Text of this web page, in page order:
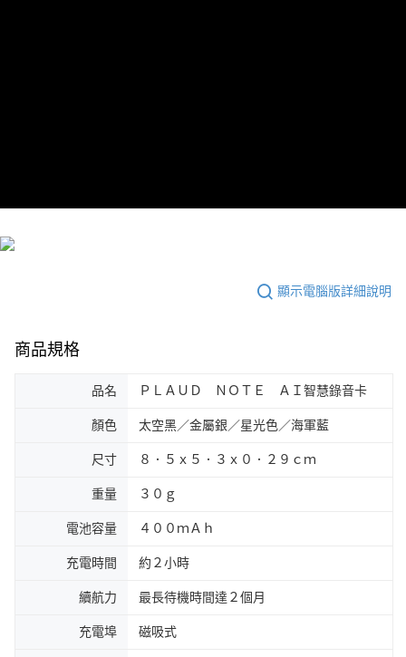
顯示電腦版詳細說明
商品規格
品名 ＰＬＡＵＤ ＮＯＴＥ ＡＩ智慧錄音卡
顏色 太空黑／金屬銀／星光色／海軍藍
尺寸 ８．５ｘ５．３ｘ０．２９ｃｍ
重量 ３０ｇ
電池容量 ４００ｍＡｈ
充電時間 約２小時
續航力 最長待機時間達２個月
充電埠 磁吸式